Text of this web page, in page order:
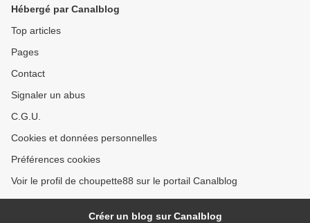
Hébergé par Canalblog
Top articles
Pages
Contact
Signaler un abus
C.G.U.
Cookies et données personnelles
Préférences cookies
Voir le profil de choupette88 sur le portail Canalblog
Créer un blog sur Canalblog